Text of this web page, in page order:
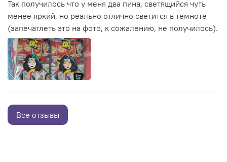
Так получилось что у меня два пина, светящийся чуть
менее яркий, но реально отлично светится в темноте
(запечатлеть это на фото, к сожалению, не получилось).
Все отзывы